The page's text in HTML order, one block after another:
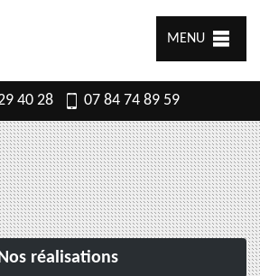
MENU
40 28 07 84 74 89 59
réalisations